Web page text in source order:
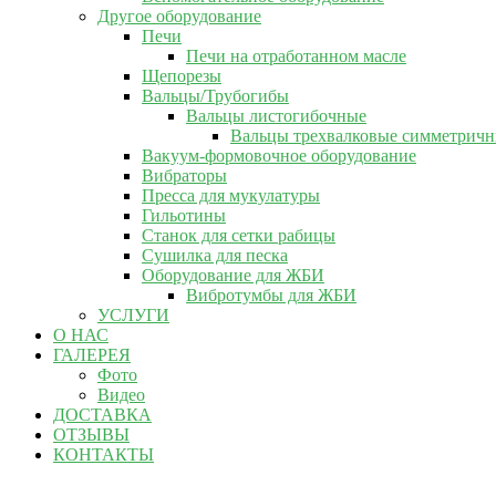
Другое оборудование
Печи
Печи на отработанном масле
Щепорезы
Вальцы/Трубогибы
Вальцы листогибочные
Вальцы трехвалковые
Вакуум-формовочное оборудование
Вибраторы
Пресса для мукулатуры
Гильотины
Станок для сетки рабицы
Сушилка для песка
Оборудование для ЖБИ
Вибротумбы для ЖБИ
УСЛУГИ
О НАС
ГАЛЕРЕЯ
Фото
Видео
ДОСТАВКА
ОТЗЫВЫ
КОНТАКТЫ